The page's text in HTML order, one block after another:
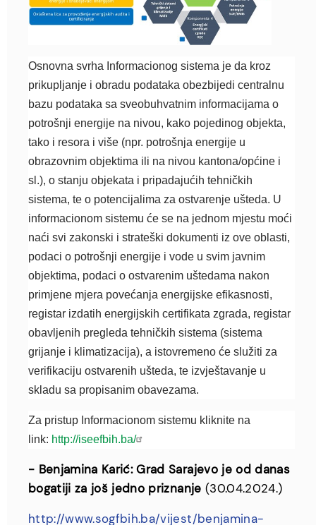
Osnovna svrha Informacionog sistema je da kroz
prikupljanje i obradu podataka obezbijedi centralnu
bazu podataka sa sveobuhvatnim informacijama o
potrošnji energije na nivou, kako pojedinog objekta,
tako i resora i više (npr. potrošnja energije u
obrazovnim objektima ili na nivou kantona/općine i
sl.), o stanju objekata i pripadajućih tehničkih
sistema, te o potencijalima za ostvarenje ušteda. U
informacionom sistemu će se na jednom mjestu moći
naći svi zakonski i strateški dokumenti iz ove oblasti,
podaci o potrošnji energije i vode u svim javnim
objektima, podaci o ostvarenim uštedama nakon
primjene mjera povećanja energijske efikasnosti,
registar izdatih energijskih certifikata zgrada, registar
obavljenih pregleda tehničkih sistema (sistema
grijanje i klimatizacija), a istovremeno će služiti za
verifikaciju ostvarenih ušteda, te izvještavanje u
skladu sa propisanim obavezama.
Za pristup Informacionom sistemu kliknite na
link: http://iseefbih.ba/
- Benjamina Karić: Grad Sarajevo je od danas
bogatiji za još jedno priznanje (30.04.2024.)
http://www.sogfbih.ba/vijest/benjamina-